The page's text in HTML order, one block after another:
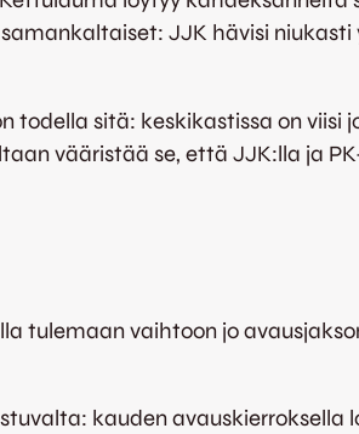
JJK hävisi
todella sitä: keskikastissa on
vääristää se, että JJK:lla ja
tulemaan vaihtoon jo
kauden avauskierroksella